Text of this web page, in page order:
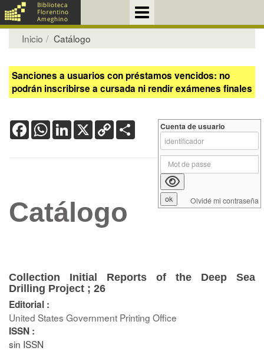
Inicio Catálogo
Sanciones a usuarios con préstamos vencidos: no
podrán inscribirse a cursada ni rendir exámenes finales
FacebookWhatsApp
LinkedIn
X Copy
Link
Catálogo
Collection Initial Reports of the Deep Sea
Drilling Project ; 26
Editorial :
United States Government Printing Office
ISSN :
sin ISSN
Cuenta de usuario
Olvidé mi contraseña